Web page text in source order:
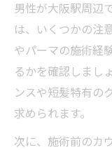
男性が大阪駅周辺
は、いくつかの注
やパーマの施術経
るかを確認しまし
ンスや短髪特有の
求められます。
次に、施術前のカ